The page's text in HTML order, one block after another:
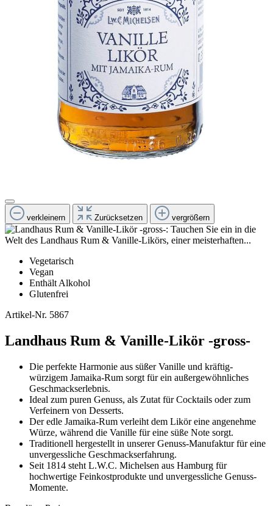
verkleinern Zurücksetzen vergrößern
Vegetarisch
Vegan
Enthält Alkohol
Glutenfrei
Artikel-Nr. 5867
Landhaus Rum & Vanille-Likör -gross-
Die perfekte Harmonie aus süßer Vanille und kräftig-
würzigem Jamaika-Rum sorgt für ein außergewöhnliches
Geschmackserlebnis.
Ideal zum puren Genuss, als Zutat für Cocktails oder zum
Verfeinern von Desserts.
Der edle Jamaika-Rum verleiht dem Likör eine angenehme
Würze, während die Vanille für eine süße Note sorgt.
Traditionell hergestellt in unserer Genuss-Manufaktur für eine
unvergessliche Geschmackserfahrung.
Seit 1814 steht L.W.C. Michelsen aus Hamburg für
hochwertige Feinkostprodukte und unvergessliche Genuss-
Momente.